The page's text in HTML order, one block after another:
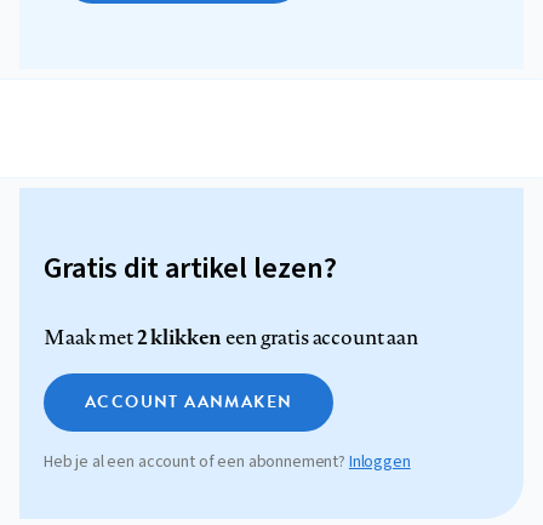
Gratis dit artikel lezen?
Maak met2 klikkeneen gratis account aan
ACCOUNT AANMAKEN
Heb je al een account of een abonnement? Inloggen